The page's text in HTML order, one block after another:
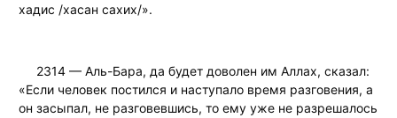
хадис /хасан сахих/».
2314 — Аль-Бара, да будет доволен им Аллах, сказал:
«Если человек постился и наступало время разговения, а
он засыпал, не разговевшись, то ему уже не разрешалось